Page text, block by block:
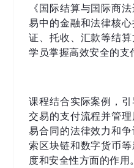
《国际结算与国际商
易中的金融和法律核
证、托收、汇款等结
学员掌握高效安全的支
课程结合实际案例，
交易的支付流程并管
易合同的法律效力和
索区块链和数字货币
度和安全性方面的作用。